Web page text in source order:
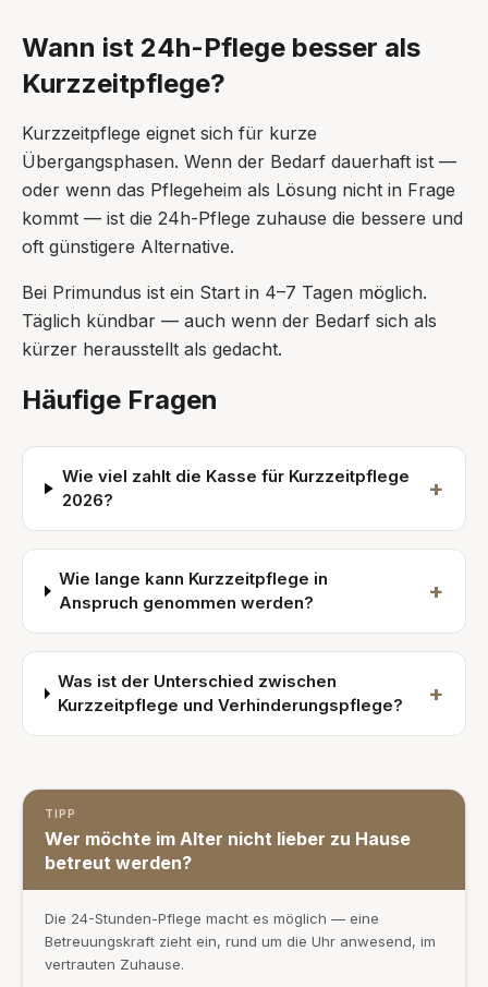
Wann ist 24h-Pflege besser als
Kurzzeitpflege?
Kurzzeitpflege eignet sich für kurze
Übergangsphasen. Wenn der Bedarf dauerhaft ist —
oder wenn das Pflegeheim als Lösung nicht in Frage
kommt — ist die 24h-Pflege zuhause die bessere und
oft günstigere Alternative.
Bei Primundus ist ein Start in 4–7 Tagen möglich.
Täglich kündbar — auch wenn der Bedarf sich als
kürzer herausstellt als gedacht.
Häufige Fragen
Wie viel zahlt die Kasse für Kurzzeitpflege
2026?
+
Wie lange kann Kurzzeitpflege in
Anspruch genommen werden?
+
Was ist der Unterschied zwischen
Kurzzeitpflege und Verhinderungspflege?
+
TIPP
Wer möchte im Alter nicht lieber zu Hause
betreut werden?
Die 24-Stunden-Pflege macht es möglich — eine
Betreuungskraft zieht ein, rund um die Uhr anwesend, im
vertrauten Zuhause.